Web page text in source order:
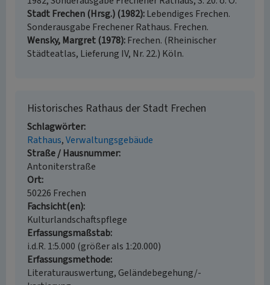
Stadt Frechen (Hrsg.) (1982) Lebendiges Frechen.
Sonderausgabe Frechener Rathaus. Frechen.
Wensky, Margret (1978) Frechen. (Rheinischer
Städteatlas, Lieferung IV, Nr. 22.) Köln.
Historisches Rathaus der Stadt Frechen
Schlagwörter
Rathaus Verwaltungsgebäude
Straße / Hausnummer
Antoniterstraße
Ort
50226 Frechen
Fachsicht(en)
Kulturlandschaftspflege
Erfassungsmaßstab
i.d.R. 1:5.000 (größer als 1:20.000)
Erfassungsmethode
Literaturauswertung, Geländebegehung/-